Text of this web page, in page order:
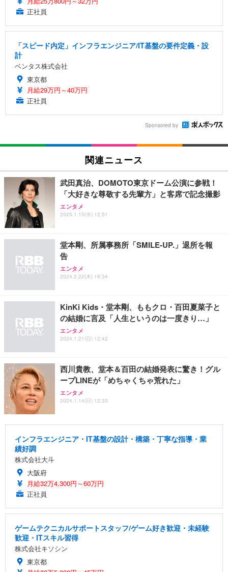
正社員
「スピード内定」インフラエンジニア/IT基盤の要件定義・設
計
ベンタス株式会社
東京都
月給29万円～40万円
正社員
Sponsored by
関連ニュース
武田真治、DOMOTO東京ドーム公演に参戦！
「大好きな尊敬する先輩方」と客席で記念撮影
エンタメ
2025.1.15(水) 12:51
堂本剛、所属事務所「SMILE-UP.」退所を報
告
エンタメ
2024.2.22(木) 18:34
KinKi Kids・堂本剛、ももクロ・百田夏菜子と
の結婚に言及「人生というのは一度きり…」
エンタメ
2024.1.21(日) 12:42
西川貴教、堂本＆百田の結婚発表に驚き！グル
ープLINEが「めちゃくちゃ荒れた」
エンタメ
2024.1.14(日) 12:33
インフラエンジニア・IT基盤の設計・構築・丁寧な指導・業
績好調
株式会社大斗
大阪府
月給32万4,300円～60万円
正社員
ゲームテクニカルサポートスタッフ/ゲーム好き歓迎・未経験
歓迎・ITスキル習得
株式会社キソシン
東京都